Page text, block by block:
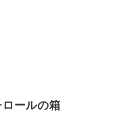
ールの箱